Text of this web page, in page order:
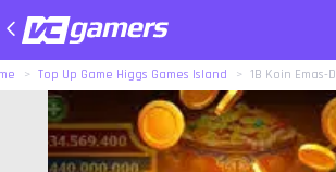
Top Up Game Higgs Games Island 1B Koin Emas-D